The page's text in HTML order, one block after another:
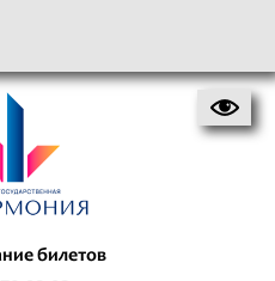
билетов